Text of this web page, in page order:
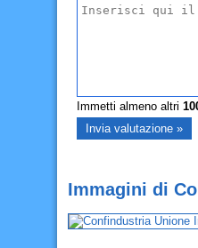
Immetti almeno altri
Immagini di